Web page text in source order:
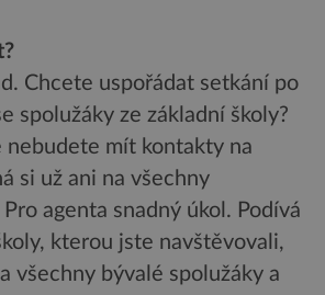
Chcete uspořádat setkání po
spolužáky ze základní školy?
nebudete mít kontakty na
si už ani na všechny
agenta snadný úkol. Podívá
kterou jste navštěvovali,
všechny bývalé spolužáky a